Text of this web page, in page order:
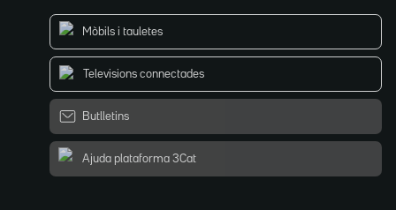
Mòbils i tauletes
Televisions connectades
Butlletins
Ajuda plataforma 3Cat